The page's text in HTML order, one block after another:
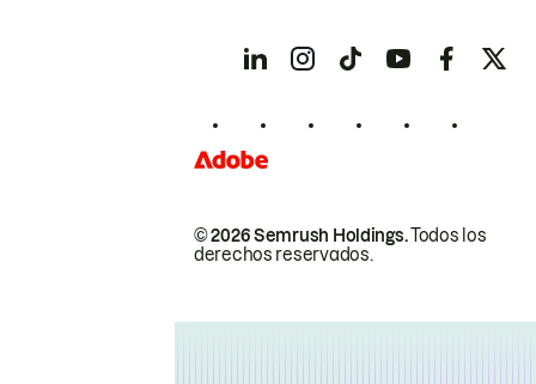
© 2026 Semrush Holdings.Todos los
derechos reservados.